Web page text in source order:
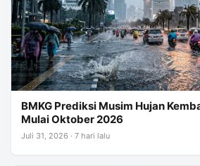
BMKG Prediksi Musim Hujan
Mulai Oktober 2026
Juli 31, 2026 · 7 hari lalu